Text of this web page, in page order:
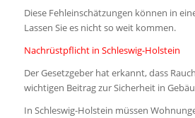
Diese Fehleinschätzungen können in
Lassen Sie es nicht so weit kommen.
Nachrüstpflicht in Schleswig-Holstein
Der Gesetzgeber hat erkannt, dass
wichtigen Beitrag zur Sicherheit in
In Schleswig-Holstein müssen